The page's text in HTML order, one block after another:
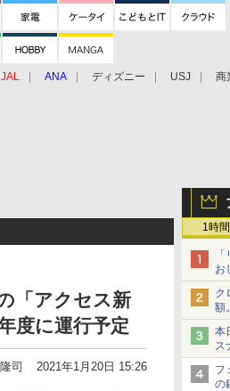
JAL ANA ディズニー USJ 商
1時間
お
ザ
ク
額
ッ
本
ス
と
フ
の
「アクセス新
度に運行予定
司 2021年1月20日 15:26